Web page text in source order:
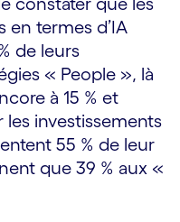
en termes d’IA
de leurs
« People », là
à 15 % et
investissements
55 % de leur
que 39 % aux «